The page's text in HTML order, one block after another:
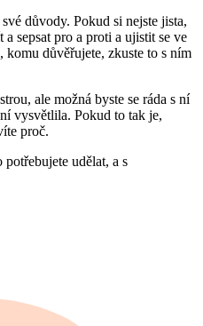
důvody. Pokud si nejste jista,
a sepsat pro a proti a ujistit se ve
komu důvěřujete, zkuste to s ním
ale možná byste se ráda s ní
vysvětlila. Pokud to tak je,
proč.
udělat, a s